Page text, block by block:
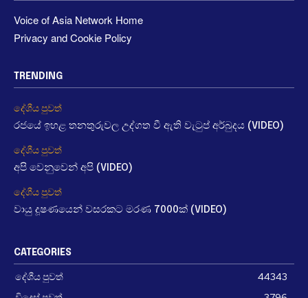
Voice of Asia Network Home
Privacy and Cookie Policy
TRENDING
දේශීය පුවත්
රජයේ ඉහළ තනතුරුවල උද්ගත වී ඇති වැටුප් අර්බුදය (VIDEO)
දේශීය පුවත්
අපි වෙනුවෙන් අපි (VIDEO)
දේශීය පුවත්
වායු දූෂණයෙන් වසරකට මරණ 7000ක් (VIDEO)
CATEGORIES
දේශීය පුවත්
44343